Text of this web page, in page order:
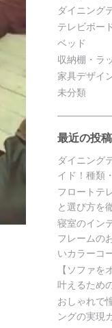
ダイニング
テレビボー
ベッド
収納棚・ラ
家具デザイ
未分類
最近の投稿
ダイニング
イド！種類
フロートテ
と選び方を
寝室のイン
フレームの
いカラーコ
【ソファを
叶えるため
おしゃれで
ングの実現